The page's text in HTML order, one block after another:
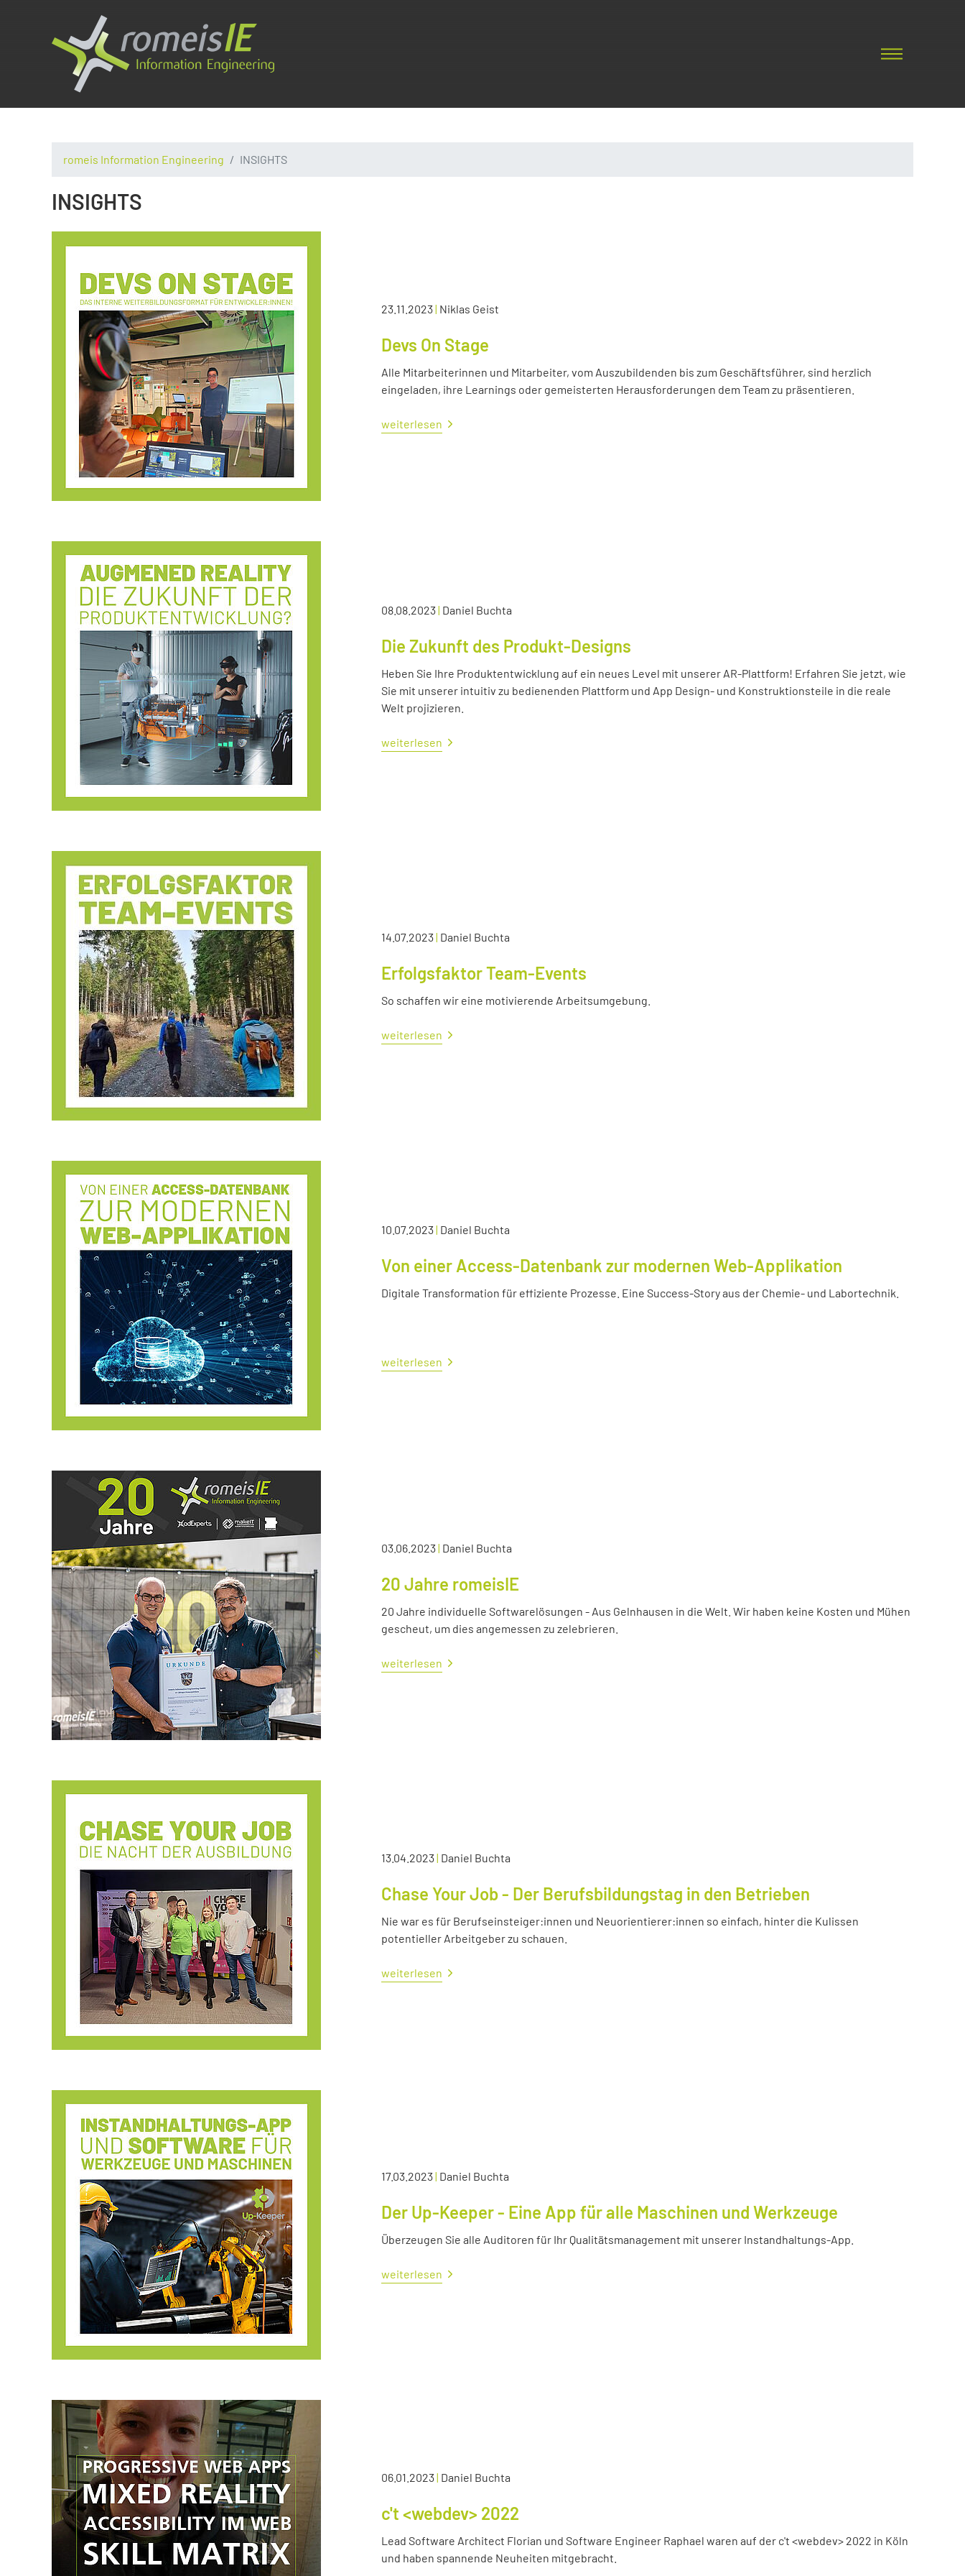
romeis Information Engineering INSIGHTS
INSIGHTS
23.11.2023| Niklas Geist
Devs On Stage
Alle Mitarbeiterinnen und Mitarbeiter, vom Auszubildenden bis zum Geschäftsführer, sind herzlich
eingeladen, ihre Learnings oder gemeisterten Herausforderungen dem Team zu präsentieren.
weiterlesen
08.08.2023| Daniel Buchta
Die Zukunft des Produkt-Designs
Heben Sie Ihre Produktentwicklung auf ein neues Level mit unserer AR-Plattform! Erfahren Sie jetzt, wie
Sie mit unserer intuitiv zu bedienenden Plattform und App Design- und Konstruktionsteile in die reale
Welt projizieren.
weiterlesen
14.07.2023| Daniel Buchta
Erfolgsfaktor Team-Events
So schaffen wir eine motivierende Arbeitsumgebung.
weiterlesen
10.07.2023| Daniel Buchta
Von einer Access-Datenbank zur modernen Web-Applikation
Digitale Transformation für effiziente Prozesse. Eine Success-Story aus der Chemie- und Labortechnik.
weiterlesen
03.06.2023| Daniel Buchta
20 Jahre romeisIE
20 Jahre individuelle Softwarelösungen - Aus Gelnhausen in die Welt. Wir haben keine Kosten und Mühen
gescheut, um dies angemessen zu zelebrieren.
weiterlesen
13.04.2023| Daniel Buchta
Chase Your Job - Der Berufsbildungstag in den Betrieben
Nie war es für Berufseinsteiger:innen und Neuorientierer:innen so einfach, hinter die Kulissen
potentieller Arbeitgeber zu schauen.
weiterlesen
17.03.2023| Daniel Buchta
Der Up-Keeper - Eine App für alle Maschinen und Werkzeuge
Überzeugen Sie alle Auditoren für Ihr Qualitätsmanagement mit unserer Instandhaltungs-App.
weiterlesen
06.01.2023| Daniel Buchta
c't <webdev> 2022
Lead Software Architect Florian und Software Engineer Raphael waren auf der c't <webdev> 2022 in Köln
und haben spannende Neuheiten mitgebracht.